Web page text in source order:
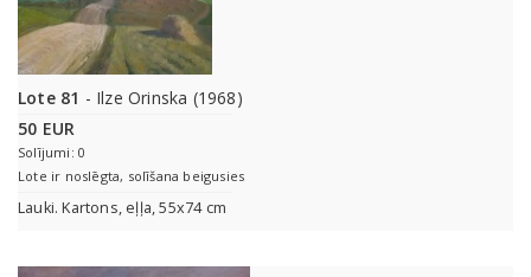
Lote 81 - Ilze Orinska (1968)
50 EUR
Solījumi: 0
Lote ir noslēgta, solīšana beigusies
Lauki. Kartons, eļļa, 55x74 cm